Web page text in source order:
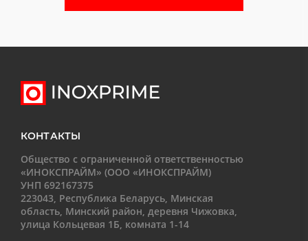
КОНТАКТЫ
Общество с ограниченной ответственностью
«ИНОКСПРАЙМ» (ООО «ИНОКСПРАЙМ)
УНП 692167375
223043, Республика Беларусь, Минская
область, Минский район, деревня Чижовка,
улица Кольцевая 1Б, комната 1-14